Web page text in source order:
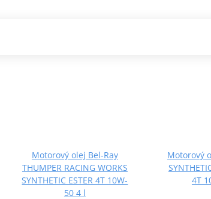
Motorový olej Bel-Ray
THUMPER RACING WORKS
SYNTHETIC ESTER 4T 10W-
50 4 l
Motorový
4T